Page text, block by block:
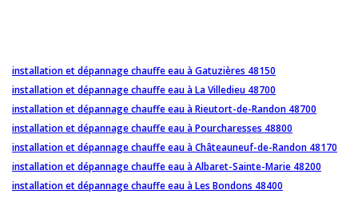
installation et dépannage chauffe eau à Gatuzières 48150
installation et dépannage chauffe eau à La Villedieu 48700
installation et dépannage chauffe eau à Rieutort-de-Randon 48700
installation et dépannage chauffe eau à Pourcharesses 48800
installation et dépannage chauffe eau à Châteauneuf-de-Randon 48170
installation et dépannage chauffe eau à Albaret-Sainte-Marie 48200
installation et dépannage chauffe eau à Les Bondons 48400